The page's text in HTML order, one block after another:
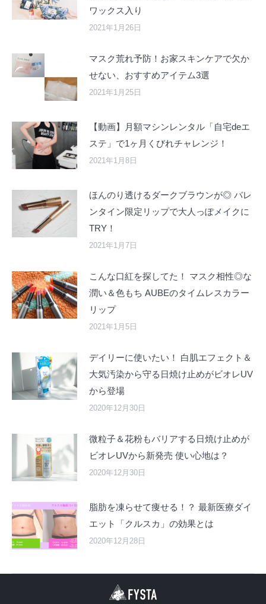
ワックス入り
2021年1月26日
マスク荒れ予防！お家スキンケアで欠か
せない、おすすめアイテム3選
2021年1月25日
【動画】月額マシンレンタル「自宅deエ
ステ」で1ヶ月くびれチャレンジ！
2021年1月8日
ほんのり透けるダークブラウンが◎ バレ
ンタイン限定リップで大人っぽメイクに
TRY！
2021年1月7日
こんな口紅を探してた！ マスク相性◎な
潤い＆色もち AUBEのタイムレスカラー
リップ
2021年1月5日
デイリーに使いたい！ 白肌エフェクト＆
大気汚染から守る日焼け止めがビオレUV
から登場
2020年12月30日
微粒子＆花粉もバリアする日焼け止めが
ビオレUVから新発売 使い心地は？
2020年12月30日
脂肪を凍らせて痩せる！？ 最新医療ダイ
エット「クルスカ」の効果とは
2020年12月28日